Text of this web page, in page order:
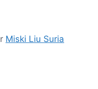
Miski Liu Suria